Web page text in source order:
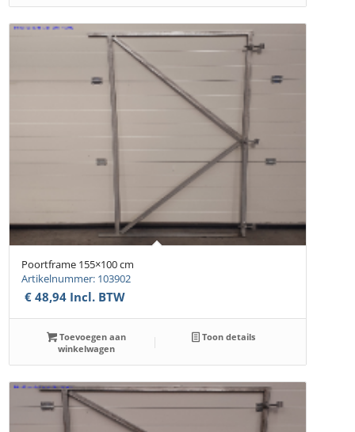
Poortframe 155×100 cm
Artikelnummer: 103902
€ 48,94 Incl. BTW
Toevoegen aan
winkelwagen
Toon details